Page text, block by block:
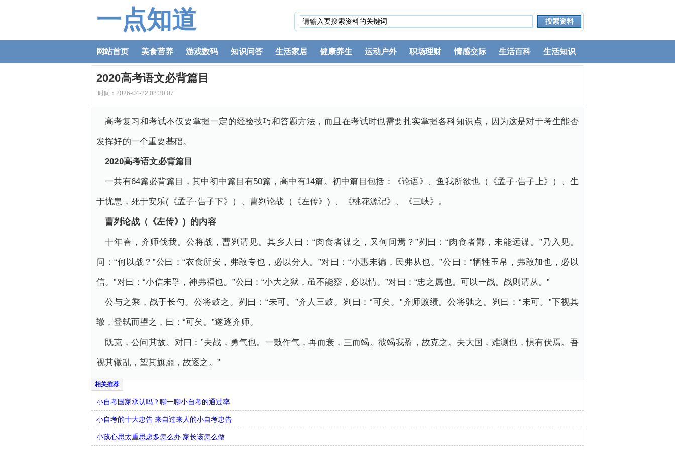
一点知道
网站首页 美食营养 游戏数码 知识问答 生活家居 健康养生 运动户外 职场理财 情感交际 生活百科 生活知识
2020高考语文必背篇目
时间：2026-04-22 08:30:07
高考复习和考试不仅要掌握一定的经验技巧和答题方法，而且在考试时也需要扎实掌握各科知识点，因为这是对于考生能否
发挥好的一个重要基础。
2020高考语文必背篇目
一共有64篇必背篇目，其中初中篇目有50篇，高中有14篇。初中篇目包括：《论语》 、鱼我所欲也（《孟子·告子上》）、生
于忧患，死于安乐(《孟子·告子下》）、曹刿论战（《左传》) 、《桃花源记》、《三峡》。
曹刿论战（《左传》) 的内容
十年春，齐师伐我。公将战，曹刿请见。其乡人曰：“肉食者谋之，又何间焉？”刿曰：“肉食者鄙，未能远谋。”乃入见。
问：“何以战？”公曰：“衣食所安，弗敢专也，必以分人。”对曰：“小惠未徧，民弗从也。”公曰：“牺牲玉帛，弗敢加也，必以
信。”对曰：“小信未孚，神弗福也。”公曰：“小大之狱，虽不能察，必以情。”对曰：“忠之属也。可以一战。战则请从。”
公与之乘，战于长勺。公将鼓之。刿曰：“未可。”齐人三鼓。刿曰：“可矣。”齐师败绩。公将驰之。刿曰：“未可。”下视其
辙，登轼而望之，曰：“可矣。”遂逐齐师。
既克，公问其故。对曰：”夫战，勇气也。一鼓作气，再而衰，三而竭。彼竭我盈，故克之。夫大国，难测也，惧有伏焉。吾
视其辙乱，望其旗靡，故逐之。”
小自考国家承认吗？聊一聊小自考的通过率
小自考的十大忠告 来自过来人的小自考忠告
小孩心思太重思虑多怎么办 家长该怎么做